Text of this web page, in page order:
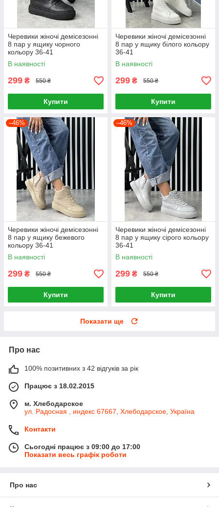
Черевики жіночі демісезонні
8 пар у ящику чорного
кольору 36-41
В наявності
299 ₴ 550 ₴
Купити
Черевики жіночі демісезонні
8 пар у ящику білого кольору
36-41
В наявності
299 ₴ 550 ₴
Купити
–46%
Черевики жіночі демісезонні
8 пар у ящику бежевого
кольору 36-41
В наявності
299 ₴ 550 ₴
Купити
–46%
Черевики жіночі демісезонні
8 пар у ящику сірого кольору
36-41
В наявності
299 ₴ 550 ₴
Купити
Показати ще
Про нас
100% позитивних з 42 відгуків за рік
Працює з 18.02.2015
м. Хлебодарское
ул. Радосная , индекс 67667, Хлебодарское, Україна
Контакти
Сьогодні працює з 09:00 до 17:00
Показати весь графік роботи
Про нас